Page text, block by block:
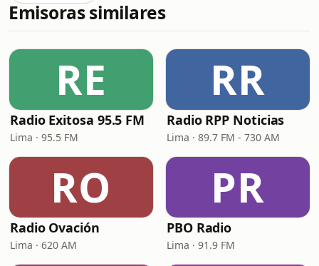
Emisoras similares
RE
Radio Exitosa 95.5 FM
Lima · 95.5 FM
RR
Radio RPP Noticias
Lima · 89.7 FM - 730 AM
RO
Radio Ovación
Lima · 620 AM
PR
PBO Radio
Lima · 91.9 FM